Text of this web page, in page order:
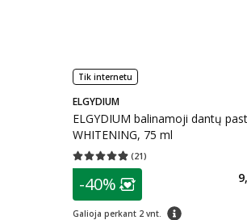
Tik internetu
ELGYDIUM
ELGYDIUM balinamoji dantų
WHITENING, 75 ml
(21)
Vidutinis įvertinimas 4.86
patarimas
Lojalumo klubo
-40%
Galioja perkant 2 vnt. patarimas